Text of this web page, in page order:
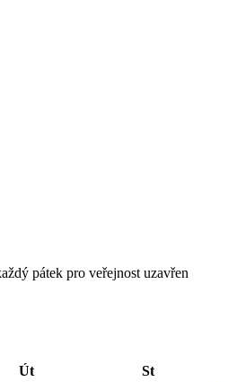
pátek pro veřejnost uzavřen
Út
St